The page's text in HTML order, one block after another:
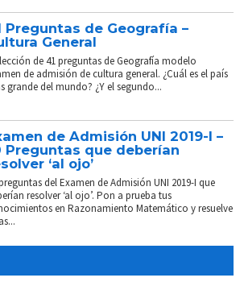
Preguntas de Geografía –
General
de 41 preguntas de Geografía modelo
de admisión de cultura general. ¿Cuál es el país
grande del mundo? ¿Y el segundo...
de Admisión UNI 2019-I –
Preguntas que deberían
‘al ojo’
del Examen de Admisión UNI 2019-I que
resolver ‘al ojo’. Pon a prueba tus
en Razonamiento Matemático y resuelve